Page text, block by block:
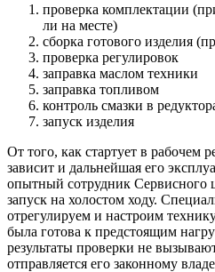
проверка комплектации
ли на месте)
сборка готового изделия
проверка регулировок
заправка маслом техники
заправка топливом
контроль смазки в
запуск изделия
От того, как стартует в рабочем
зависит и дальнейшая его
опытный сотрудник Сервисного
запуск на холостом ходу.
отрегулируем и настроим
была готова к предстоящим
результаты проверки не
отправляется его законному